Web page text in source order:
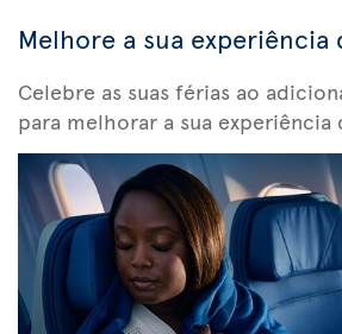
Melhore a sua experiência
Celebre as suas férias ao
para melhorar a sua experiência